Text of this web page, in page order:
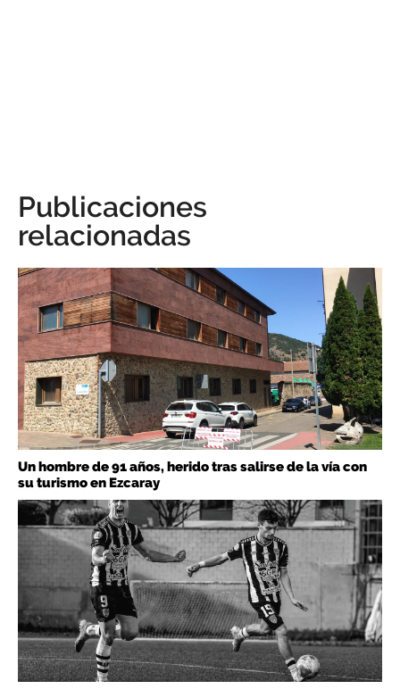
Publicaciones
relacionadas
Un hombre de 91 años, herido tras salirse de la vía con
su turismo en Ezcaray